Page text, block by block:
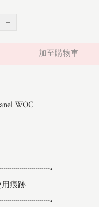
+
加至購物車
WOC
用痕跡